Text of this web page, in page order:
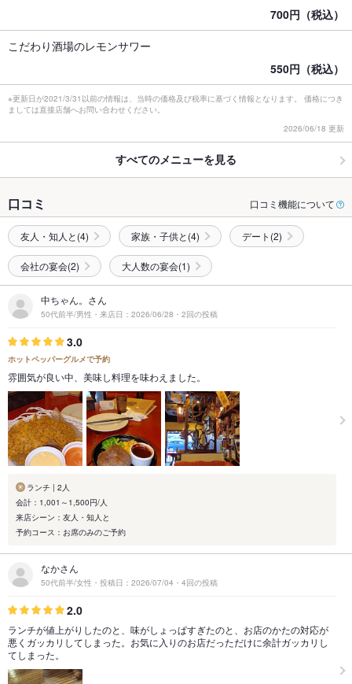
700円（税込）
こだわり酒場のレモンサワー
550円（税込）
※更新日が2021/3/31以前の情報は、当時の価格及び税率に基づく情報となります。 価格につき
ましては直接店舗へお問い合わせください。
2026/06/18 更新
すべてのメニューを見る
口コミ 口コミ機能について
友人・知人と(4) 家族・子供と(4) デート(2)
会社の宴会(2) 大人数の宴会(1)
中ちゃん。さん
50代前半/男性・来店日：2026/06/28・2回の投稿
3.0
ホットペッパーグルメで予約
雰囲気が良い中、美味し料理を味わえました。
ランチ | 2人
会計：1,001～1,500円/人
来店シーン：友人・知人と
予約コース：お席のみのご予約
なかさん
50代前半/女性・投稿日：2026/07/04・4回の投稿
2.0
ランチが値上がりしたのと、味がしょっぱすぎたのと、お店のかたの対応が
悪くガッカリしてしまった。お気に入りのお店だっただけに余計ガッカリし
てしまった。